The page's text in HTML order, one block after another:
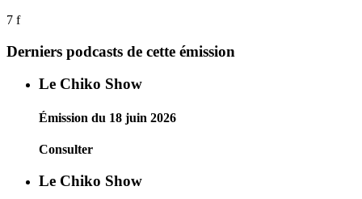
7 f
Derniers podcasts de cette émission
Le Chiko Show
Émission du 18 juin 2026
Consulter
Le Chiko Show